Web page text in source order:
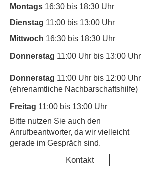
Montags 16:30 bis 18:30 Uhr
Dienstag 11:00 bis 13:00 Uhr
Mittwoch 16:30 bis 18:30 Uhr
Donnerstag 11:00 Uhr bis 13:00 Uhr
Donnerstag 11:00 Uhr bis 12:00 Uhr
(ehrenamtliche Nachbarschaftshilfe)
Freitag 11:00 bis 13:00 Uhr
​Bitte nutzen Sie auch den
Anrufbeantworter, da wir vielleicht
gerade im Gespräch sind.
Kontakt